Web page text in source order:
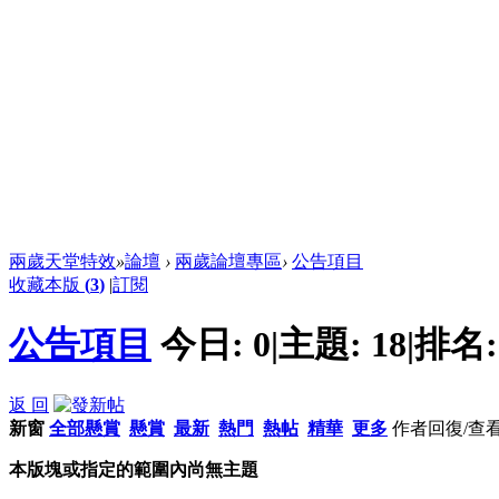
兩歲天堂特效»論壇 › 兩歲論壇專區› 公告項目
收藏本版 (3) |訂閱
公告項目 今日: 0|主題: 18|排名:
返 回
新窗 全部懸賞 懸賞 最新 熱門 熱帖 精華 更多 作者回復/查
本版塊或指定的範圍內尚無主題